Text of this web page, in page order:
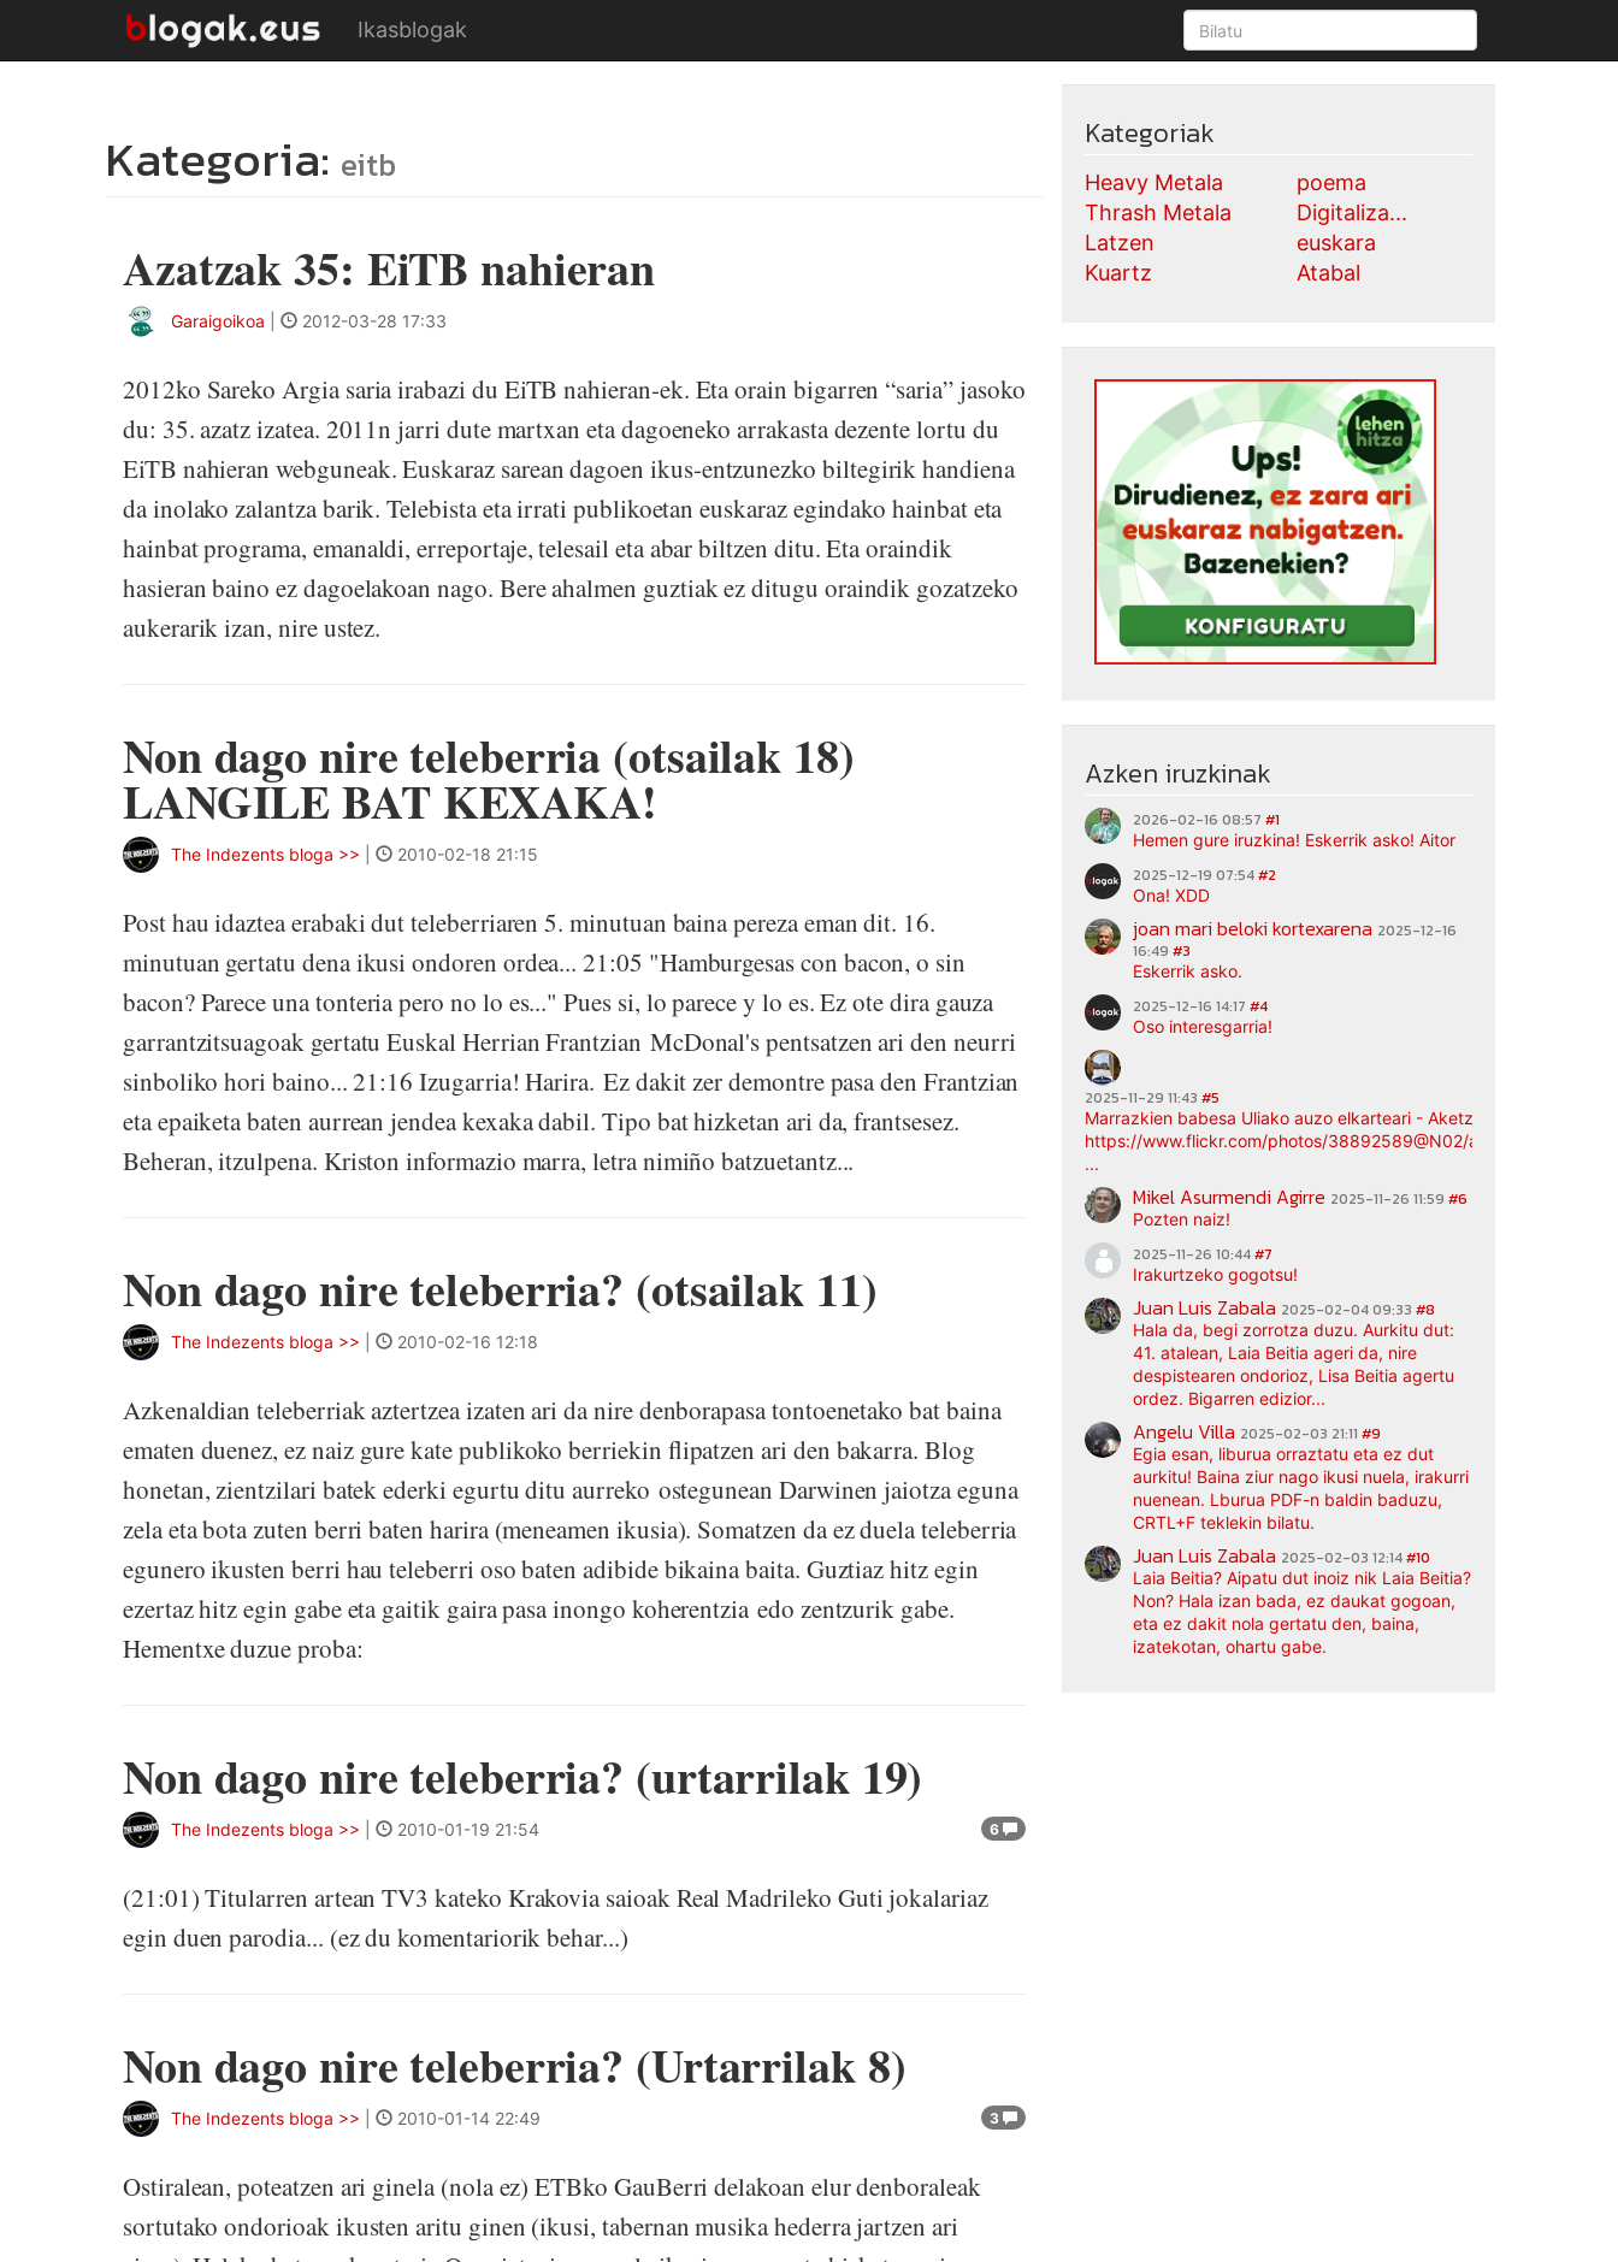
Ikasblogak
Kategoria: eitb
Azatzak 35: EiTB nahieran
Garaigoikoa 2012-03-28 17:33
2012ko Sareko Argia saria irabazi du EiTB nahieran-ek. Eta orain bigarren “saria” jasoko
du: 35. azatz izatea. 2011n jarri dute martxan eta dagoeneko arrakasta dezente lortu du
EiTB nahieran webguneak. Euskaraz sarean dagoen ikus-entzunezko biltegirik handiena
da inolako zalantza barik. Telebista eta irrati publikoetan euskaraz egindako hainbat eta
hainbat programa, emanaldi, erreportaje, telesail eta abar biltzen ditu. Eta oraindik
hasieran baino ez dagoelakoan nago. Bere ahalmen guztiak ez ditugu oraindik gozatzeko
aukerarik izan, nire ustez.
Non dago nire teleberria (otsailak 18)
LANGILE BAT KEXAKA!
The Indezents bloga >> 2010-02-18 21:15
Post hau idaztea erabaki dut teleberriaren 5. minutuan baina pereza eman dit. 16.
minutuan gertatu dena ikusi ondoren ordea... 21:05 "Hamburgesas con bacon, o sin
bacon? Parece una tonteria pero no lo es..." Pues si, lo parece y lo es. Ez ote dira gauza
garrantzitsuagoak gertatu Euskal Herrian Frantzian McDonal's pentsatzen ari den neurri
sinboliko hori baino... 21:16 Izugarria! Harira. Ez dakit zer demontre pasa den Frantzian
eta epaiketa baten aurrean jendea kexaka dabil. Tipo bat hizketan ari da, frantsesez.
Beheran, itzulpena. Kriston informazio marra, letra nimiño batzuetantz...
Non dago nire teleberria? (otsailak 11)
The Indezents bloga >> 2010-02-16 12:18
Azkenaldian teleberriak aztertzea izaten ari da nire denborapasa tontoenetako bat baina
ematen duenez, ez naiz gure kate publikoko berriekin flipatzen ari den bakarra. Blog
honetan, zientzilari batek ederki egurtu ditu aurreko ostegunean Darwinen jaiotza eguna
zela eta bota zuten berri baten harira (meneamen ikusia). Somatzen da ez duela teleberria
egunero ikusten berri hau teleberri oso baten adibide bikaina baita. Guztiaz hitz egin
ezertaz hitz egin gabe eta gaitik gaira pasa inongo koherentzia edo zentzurik gabe.
Hementxe duzue proba:
Non dago nire teleberria? (urtarrilak 19)
6
The Indezents bloga >> 2010-01-19 21:54
(21:01) Titularren artean TV3 kateko Krakovia saioak Real Madrileko Guti jokalariaz
egin duen parodia... (ez du komentariorik behar...)
Non dago nire teleberria? (Urtarrilak 8)
3
The Indezents bloga >> 2010-01-14 22:49
Ostiralean, poteatzen ari ginela (nola ez) ETBko GauBerri delakoan elur denboraleak
sortutako ondorioak ikusten aritu ginen (ikusi, tabernan musika hederra jartzen ari
Kategoriak
Heavy Metala
Thrash Metala
Latzen
Kuartz
poema
Digitaliza...
euskara
Atabal
Azken iruzkinak
2026-02-16 08:57 #1
Hemen gure iruzkina! Eskerrik asko! Aitor
2025-12-19 07:54#2
Ona! XDD
joan mari beloki kortexarena 2025-12-16
16:49 #3
Eskerrik asko.
2025-12-16 14:17 #4
Oso interesgarria!
2025-11-29 11:43 #5
Marrazkien babesa Uliako auzo elkarteari - Aketz etxea (argazki
https://www.flickr.com/photos/38892589@N02/albums/
...
Mikel Asurmendi Agirre 2025-11-26 11:59 #6
Pozten naiz!
2025-11-26 10:44#7
Irakurtzeko gogotsu!
Juan Luis Zabala 2025-02-04 09:33 #8
Hala da, begi zorrotza duzu. Aurkitu dut:
41. atalean, Laia Beitia ageri da, nire
despistearen ondorioz, Lisa Beitia agertu
ordez. Bigarren edizior...
Angelu Villa 2025-02-03 21:11 #9
Egia esan, liburua orraztatu eta ez dut
aurkitu! Baina ziur nago ikusi nuela, irakurri
nuenean. Lburua PDF-n baldin baduzu,
CRTL+F teklekin bilatu.
Juan Luis Zabala 2025-02-03 12:14#10
Laia Beitia? Aipatu dut inoiz nik Laia Beitia?
Non? Hala izan bada, ez daukat gogoan,
eta ez dakit nola gertatu den, baina,
izatekotan, ohartu gabe.